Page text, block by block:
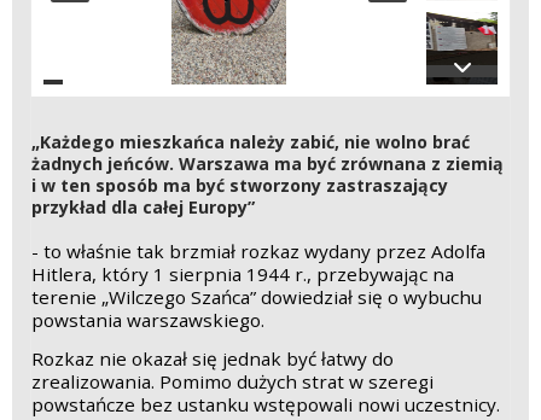
„Każdego mieszkańca należy zabić, nie wolno brać
żadnych jeńców. Warszawa ma być zrównana z ziemią
i w ten sposób ma być stworzony zastraszający
przykład dla całej Europy”
- to właśnie tak brzmiał rozkaz wydany przez Adolfa
Hitlera, który 1 sierpnia 1944 r., przebywając na
terenie „Wilczego Szańca” dowiedział się o wybuchu
powstania warszawskiego.
Rozkaz nie okazał się jednak być łatwy do
zrealizowania. Pomimo dużych strat w szeregi
powstańcze bez ustanku wstępowali nowi uczestnicy.